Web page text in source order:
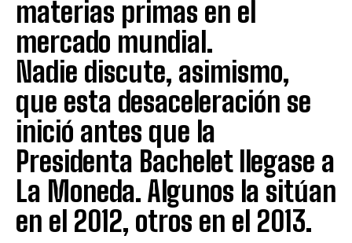
materias primas en el
mercado mundial.
Nadie discute, asimismo,
que esta desaceleración se
inició antes que la
Presidenta Bachelet llegase a
La Moneda. Algunos la sitúan
en el 2012, otros en el 2013.